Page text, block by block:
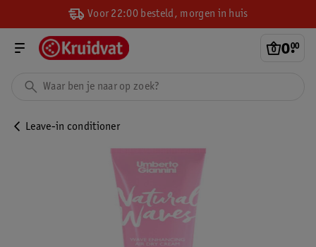
Voor 22:00 besteld, morgen in huis
0.
00
Leave-in conditioner